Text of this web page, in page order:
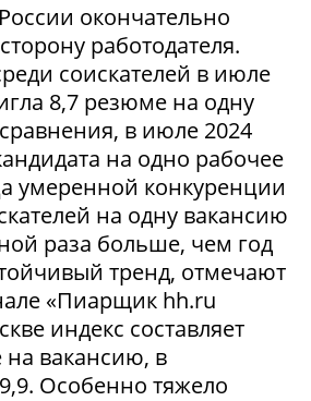
окончательно
работодателя.
соискателей в июле
8,7 резюме на одну
в июле 2024
на одно рабочее
умеренной конкуренции
на одну вакансию
раза больше, чем год
тренд, отмечают
«Пиарщик hh.ru
индекс составляет
вакансию, в
Особенно тяжело